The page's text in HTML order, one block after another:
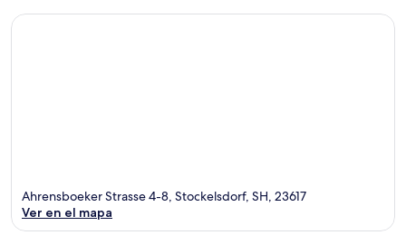
Ahrensboeker Strasse 4-8, Stockelsdorf, SH, 23617
Ver en el mapa